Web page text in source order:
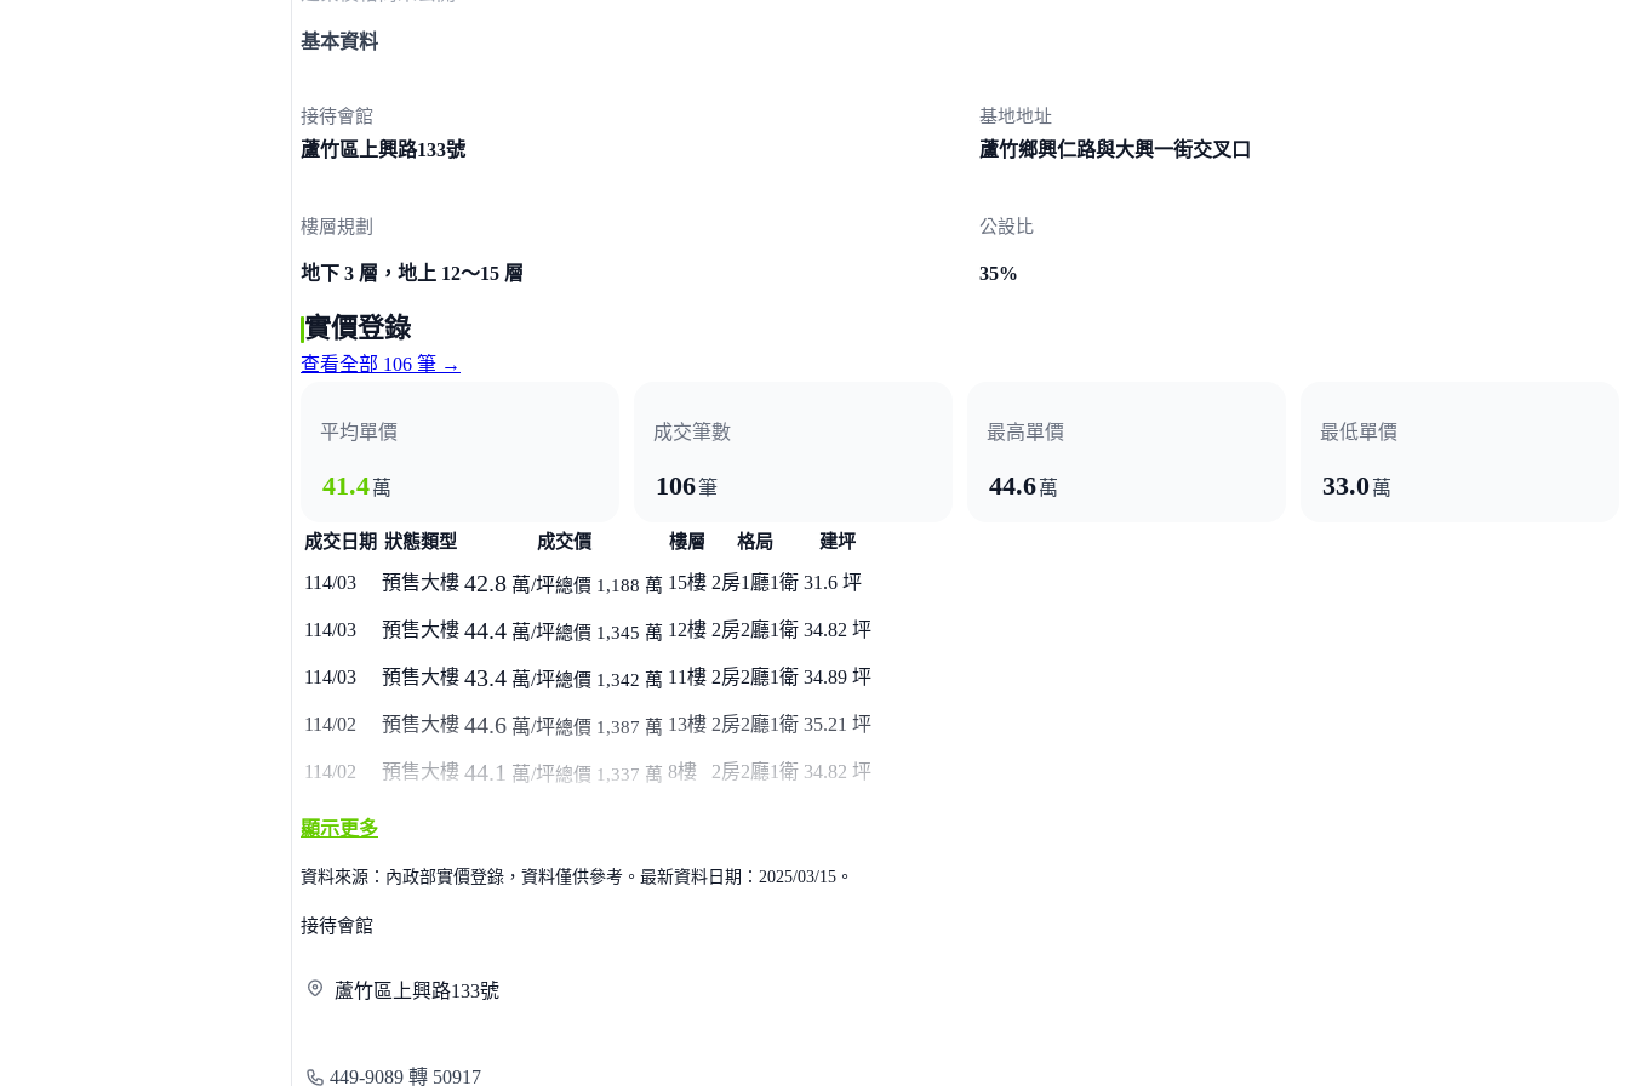
基本資料
接待會館
蘆竹區上興路133號
基地地址
蘆竹鄉興仁路與大興一街交叉口
樓層規劃
地下 3 層，地上 12～15 層
公設比
35%
實價登錄
查看全部 106 筆 →
平均單價
41.4萬
成交筆數
106筆
最高單價
44.6萬
最低單價
33.0萬
成交日期 狀態類型 成交價 樓層 格局 建坪
114/03 預售大樓 42.8 萬/坪總價 1,188 萬 15樓 2房1廳1衛 31.6 坪
114/03 預售大樓 44.4 萬/坪總價 1,345 萬 12樓 2房2廳1衛 34.82 坪
114/03 預售大樓 43.4 萬/坪總價 1,342 萬 11樓 2房2廳1衛 34.89 坪
114/02 預售大樓 44.6 萬/坪總價 1,387 萬 13樓 2房2廳1衛 35.21 坪
114/02 預售大樓 44.1 萬/坪總價 1,337 萬 8樓 2房2廳1衛 34.82 坪
顯示更多
資料來源：內政部實價登錄，資料僅供參考。最新資料日期：2025/03/15。
接待會館
蘆竹區上興路133號
449-9089 轉 50917